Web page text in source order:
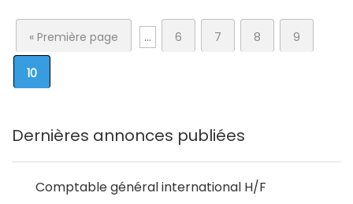
« Première page ... 6 7 8 9
10
Dernières annonces publiées
Comptable général international H/F